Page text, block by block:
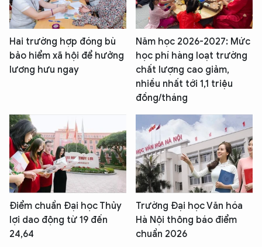
Hai trường hợp đóng bù
bảo hiểm xã hội để hưởng
lương hưu ngay
Năm học 2026-2027: Mức
học phí hàng loạt trường
chất lượng cao giảm,
nhiều nhất tới 1,1 triệu
đồng/tháng
Điểm chuẩn Đại học Thủy
lợi dao động từ 19 đến
24,64
Trường Đại học Văn hóa
Hà Nội thông báo điểm
chuẩn 2026